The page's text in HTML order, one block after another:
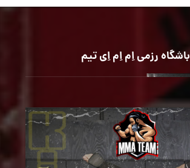
باشگاه رزمی اِم اِم اِی تیم